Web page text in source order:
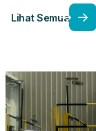
Lihat Semua